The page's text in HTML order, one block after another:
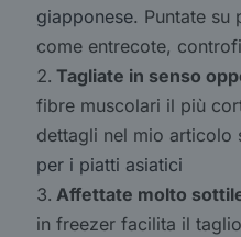
giapponese. Puntate su
come entrecote,
Tagliate in senso
fibre muscolari il più
dettagli nel mio articolo
per i piatti asiatici
Affettate molto
in freezer facilita il